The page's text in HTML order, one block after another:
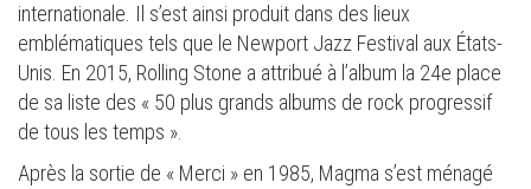
internationale. Il s’est ainsi produit dans des lieux
emblématiques tels que le Newport Jazz Festival aux États-
Unis. En 2015, Rolling Stone a attribué à l’album la 24e place
de sa liste des « 50 plus grands albums de rock progressif
de tous les temps ».
Après la sortie de « Merci » en 1985, Magma s’est ménagé